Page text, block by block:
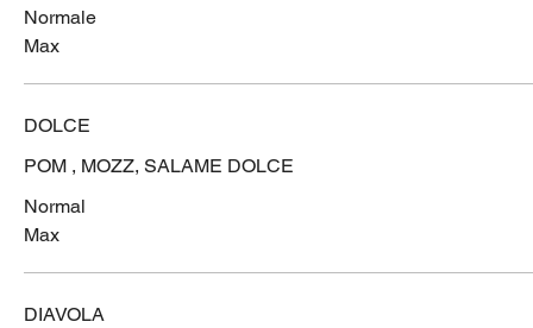
Normale
Max
DOLCE
POM , MOZZ, SALAME DOLCE
Normal
Max
DIAVOLA